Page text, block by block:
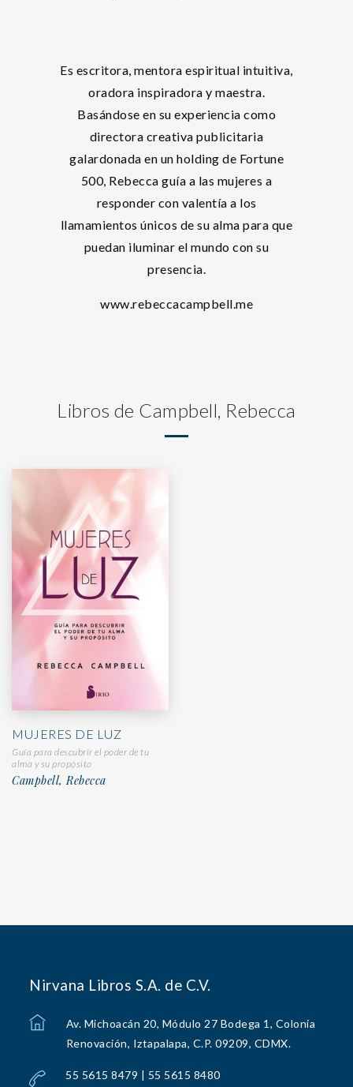
Es escritora, mentora espiritual intuitiva,
oradora inspiradora y maestra.
Basándose en su experiencia como
directora creativa publicitaria
galardonada en un holding de Fortune
500, Rebecca guía a las mujeres a
responder con valentía a los
llamamientos únicos de su alma para que
puedan iluminar el mundo con su
presencia.
www.rebeccacampbell.me
Libros de Campbell, Rebecca
MUJERES DE LUZ
Guía para descubrir el poder de tu
alma y su propósito
Campbell, Rebecca
Nirvana Libros S.A. de C.V.
Av. Michoacán 20, Módulo 27 Bodega 1, Colonia
Renovación, Iztapalapa, C.P. 09209, CDMX.
55 5615 8479 | 55 5615 8480